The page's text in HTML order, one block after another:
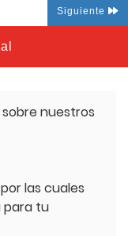
Siguiente
nuestros
las cuales
para tu